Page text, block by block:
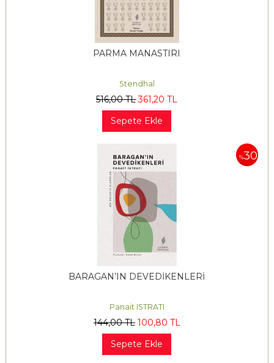
PARMA MANASTIRI
Stendhal
516,00TL 361,20 TL
Sepete Ekle
%30
BARAGAN’IN DEVEDİKENLERİ
Panait ISTRATI
144,00TL 100,80 TL
Sepete Ekle